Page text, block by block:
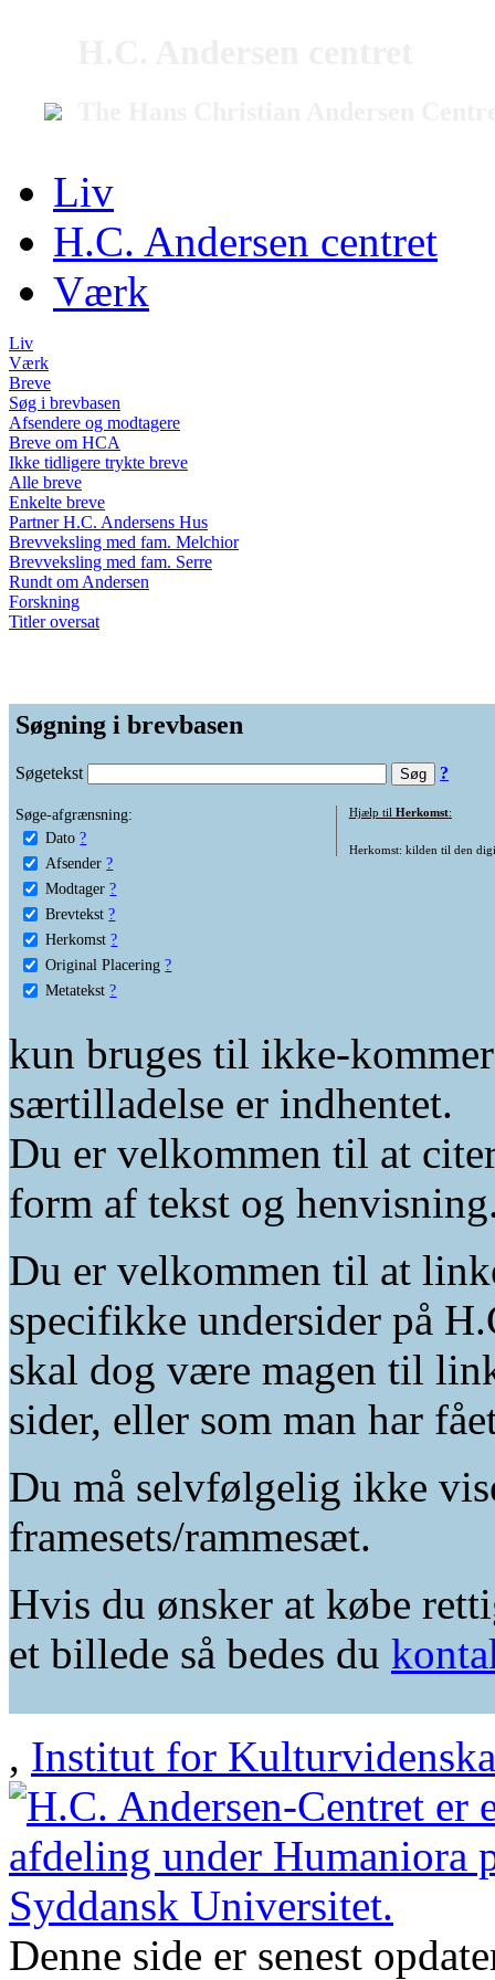
Liv
H.C. Andersen centret
Værk
Liv
Værk
Breve
Søg i brevbasen
Afsendere og modtagere
Breve om HCA
Ikke tidligere trykte breve
Alle breve
Enkelte breve
Partner H.C. Andersens Hus
Brevveksling med fam. Melchior
Brevveksling med fam. Serre
Rundt om Andersen
Forskning
Titler oversat
Søgning i brevbasen
Søgetekst ?
Søge-afgrænsning:
Dato ?
Afsender ?
Modtager ?
Brevtekst ?
Herkomst ?
Original Placering ?
Metatekst ?
Hjælp til Herkomst:
Herkomst: kilden til den
kun bruges til ikke-
særtilladelse er indhentet.
Du er velkommen til at
form af tekst og
Du er velkommen til at
specifikke undersider på
skal dog være magen til
sider, eller som man har
Du må selvfølgelig ikke
framesets/rammesæt.
Hvis du ønsker at købe
et billede så bedes du
, Institut for
Denne side er senest